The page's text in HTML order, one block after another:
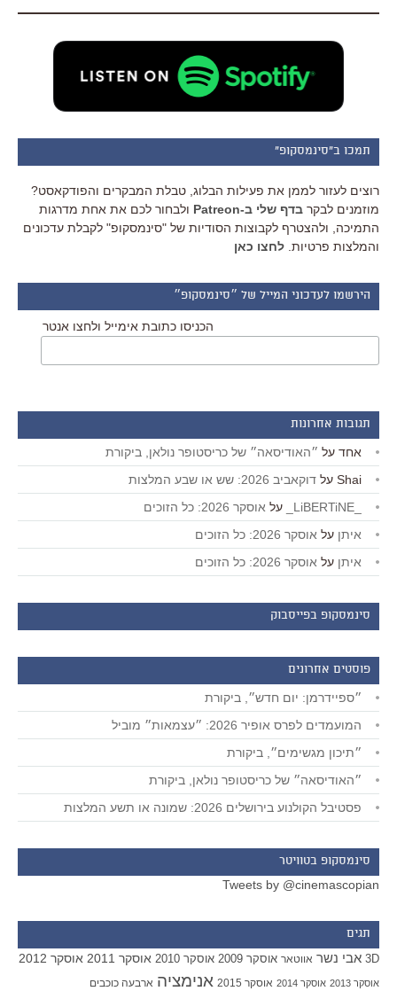
תמכו ב"סינמסקופ"
רוצים לעזור לממן את פעילות הבלוג, טבלת המבקרים והפודקאסט?
מוזמנים לבקר בדף שלי ב-Patreon
ולבחור לכם את אחת מדרגות
התמיכה, ולהצטרף לקבוצות הסודיות של "סינמסקופ" לקבלת עדכונים
והמלצות פרטיות. לחצו כאן
הירשמו לעדכוני המייל של ״סינמסקופ״
הכניסו כתובת אימייל ולחצו אנטר
תגובות אחרונות
אחד על ״האודיסאה״ של כריסטופר נולאן, ביקורת
Shai על דוקאביב 2026: שש או שבע המלצות
על אוסקר 2026: כל הזוכים
איתן על אוסקר 2026: כל הזוכים
איתן על אוסקר 2026: כל הזוכים
סינמסקופ בפייסבוק
פוסטים אחרונים
״ספיידרמן: יום חדש״, ביקורת
המועמדים לפרס אופיר 2026: ״עצמאות״ מוביל
״תיכון מגשימים״, ביקורת
״האודיסאה״ של כריסטופר נולאן, ביקורת
פסטיבל הקולנוע בירושלים 2026: שמונה או תשע המלצות
סינמסקופ בטוויטר
Tweets by @cinemascopian
תגים
3D אבי נשר אווטאר אוסקר 2009 אוסקר 2010 אוסקר 2011 אוסקר 2012
אוסקר 2013 אוסקר 2014 אוסקר 2015 אנימציה ארבעה כוכבים